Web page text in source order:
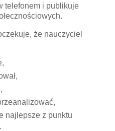
telefonem i publikuje
że nauczyciel
najlepsze z punktu